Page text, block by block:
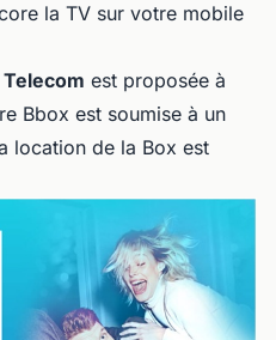
la TV sur votre mobile
est proposée à
Bbox est soumise à un
location de la Box est